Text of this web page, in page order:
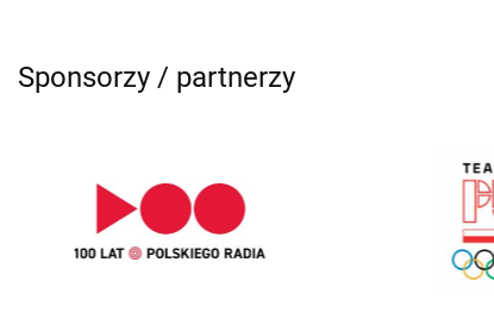
Sponsorzy / partnerzy